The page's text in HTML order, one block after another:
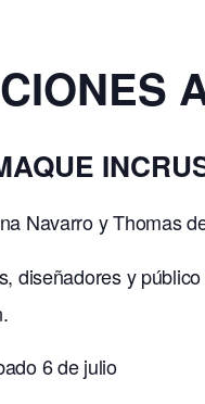
Navarro y Thomas
diseñadores y
6 de julio